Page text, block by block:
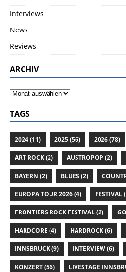
Interviews
News
Reviews
ARCHIV
TAGS
2024(11) 2025(56) 2026(78)
ART ROCK(2) AUSTROPOP (2)
BAYERN (2) BLUES (2)
EUROPA TOUR 2026(4) FESTIVAL
FRONTIERS ROCK FESTIVAL(2)
HARDCORE (4) HARDROCK(6)
INNSBRUCK(9) INTERVIEW(6)
KONZERT(56) LIVESTAGE